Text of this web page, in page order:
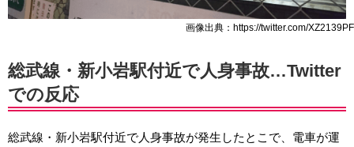
画像出典：https://twitter.com/XZ2139PF
総武線・新小岩駅付近で人身事故…Twitter
での反応
総武線・新小岩駅付近で人身事故が発生したとこで、電車が運